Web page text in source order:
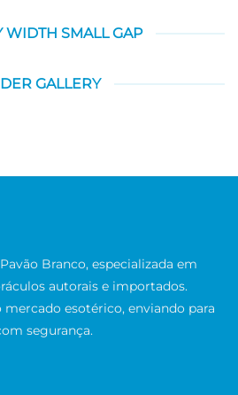
WIDTH SMALL GAP
GALLERY
Branco, especializada em
autorais e importados.
mercado esotérico, enviando para
segurança.